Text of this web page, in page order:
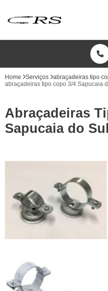
Home Serviços abraçadeiras tipo
abraçadeiras tipo copo 3/4 Sapucaia
Abraçadeiras
Sapucaia do Sul